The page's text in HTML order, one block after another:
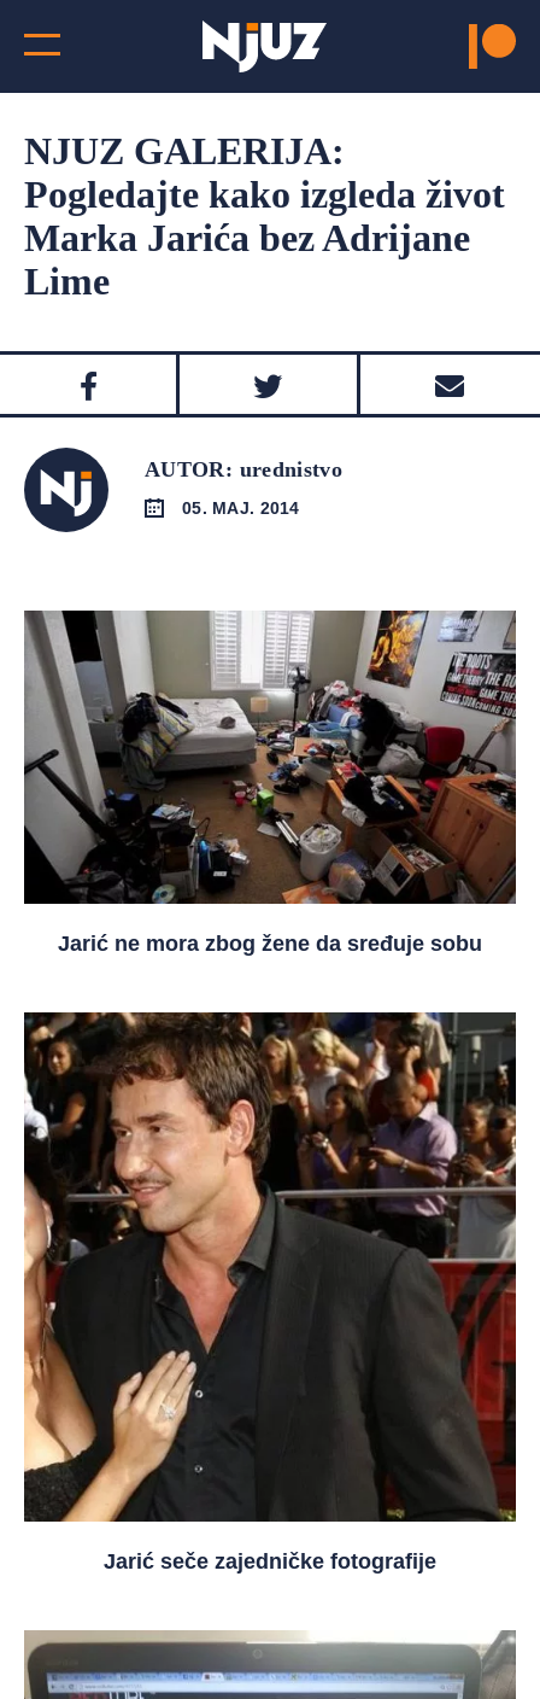
NJUZ GALERIJA:
Pogledajte kako izgleda život
Marka Jarića bez Adrijane
Lime
AUTOR: urednistvo
05. MAJ. 2014
Jarić ne mora zbog žene da sređuje sobu
Jarić seče zajedničke fotografije